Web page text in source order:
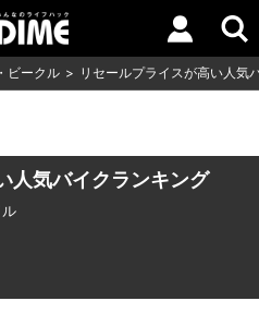
ビークル リセールプライスが高い人気
人気バイクランキング